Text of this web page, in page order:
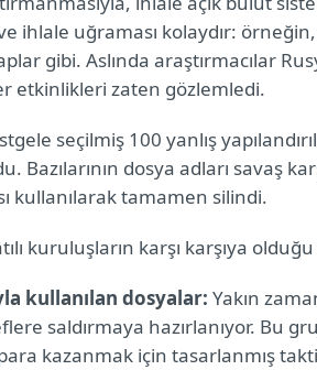
ihlale uğraması kolaydır:
gibi. Aslında araştırmacılar
etkinlikleri zaten gözlemledi.
seçilmiş 100 yanlış
Bazılarının dosya adları savaş
kullanılarak tamamen silindi.
kuruluşların karşı karşıya
kullanılan dosyalar: Yakın
saldırmaya hazırlanıyor. Bu
kazanmak için tasarlanmış